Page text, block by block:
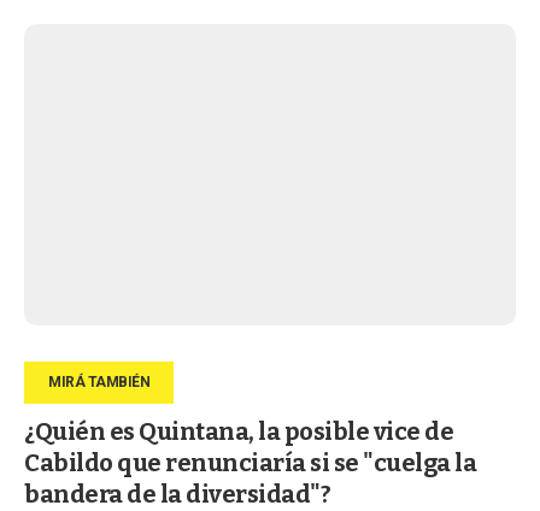
¿Quién es Quintana, la posible vice de
Cabildo que renunciaría si se "cuelga la
bandera de la diversidad"?